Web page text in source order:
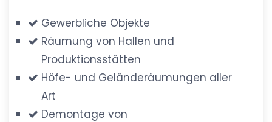
Gewerbliche Objekte
Räumung von Hallen und
Produktionsstätten
Höfe- und Geländeräumungen aller
Art
Demontage von